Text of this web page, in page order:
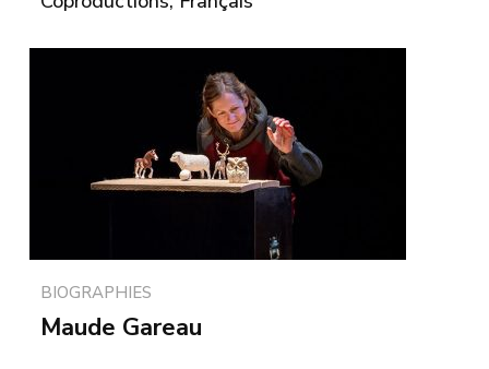
BIOGRAPHIES
Maude Gareau